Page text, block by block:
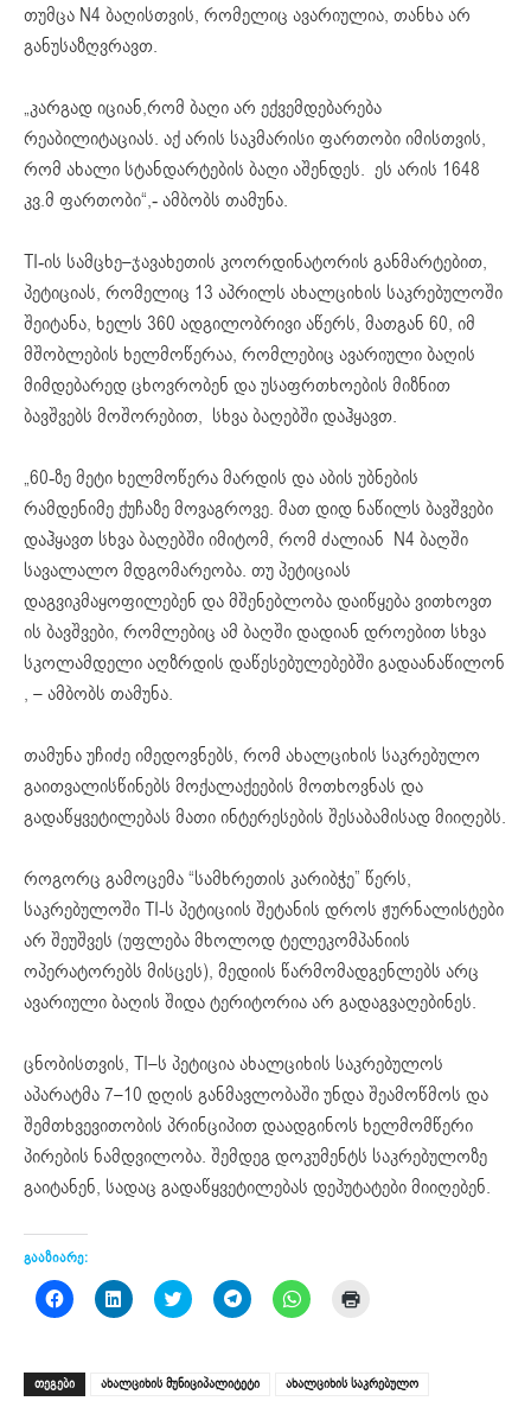
თუმცა N4 ბაღისთვის, რომელიც ავარიულია, თანხა არ
განუსაზღვრავთ.
„კარგად იციან,რომ ბაღი არ ექვემდებარება
რეაბილიტაციას. აქ არის საკმარისი ფართობი იმისთვის,
რომ ახალი სტანდარტების ბაღი აშენდეს. ეს არის 1648
კვ.მ ფართობი“,- ამბობს თამუნა.
TI-ის სამცხე–ჯავახეთის კოორდინატორის განმარტებით,
პეტიციას, რომელიც 13 აპრილს ახალციხის საკრებულოში
შეიტანა, ხელს 360 ადგილობრივი აწერს, მათგან 60, იმ
მშობლების ხელმოწერაა, რომლებიც ავარიული ბაღის
მიმდებარედ ცხოვრობენ და უსაფრთხოების მიზნით
ბავშვებს მოშორებით, სხვა ბაღებში დაჰყავთ.
„60-ზე მეტი ხელმოწერა მარდის და აბის უბნების
რამდენიმე ქუჩაზე მოვაგროვე. მათ დიდ ნაწილს ბავშვები
დაჰყავთ სხვა ბაღებში იმიტომ, რომ ძალიან N4 ბაღში
სავალალო მდგომარეობა. თუ პეტიციას
დაგვიკმაყოფილებენ და მშენებლობა დაიწყება ვითხოვთ
ის ბავშვები, რომლებიც ამ ბაღში დადიან დროებით სხვა
სკოლამდელი აღზრდის დაწესებულებებში გადაანაწილონ
, – ამბობს თამუნა.
თამუნა უჩიძე იმედოვნებს, რომ ახალციხის საკრებულო
გაითვალისწინებს მოქალაქეების მოთხოვნას და
გადაწყვეტილებას მათი ინტერესების შესაბამისად მიიღებს.
როგორც გამოცემა “სამხრეთის კარიბჭე” წერს,
საკრებულოში TI-ს პეტიციის შეტანის დროს ჟურნალისტები
არ შეუშვეს (უფლება მხოლოდ ტელეკომპანიის
ოპერატორებს მისცეს), მედიის წარმომადგენლებს არც
ავარიული ბაღის შიდა ტერიტორია არ გადაგვაღებინეს.
ცნობისთვის, TI–ს პეტიცია ახალციხის საკრებულოს
აპარატმა 7–10 დღის განმავლობაში უნდა შეამოწმოს და
შემთხვევითობის პრინციპით დაადგინოს ხელმომწერი
პირების ნამდვილობა. შემდეგ დოკუმენტს საკრებულოზე
გაიტანენ, სადაც გადაწყვეტილებას დეპუტატები მიიღებენ.
გააზიარე:
Click
to
(Opens
in
Click
to
(Opens
in
Click
to
(Opens
in
Click
to
(Opens
in
Click
to
(Opens
in
new
window)
ᲗᲔᲒᲔᲑᲘ ახალციხის მუნიციპალიტეტი ახალციხის საკრებულო